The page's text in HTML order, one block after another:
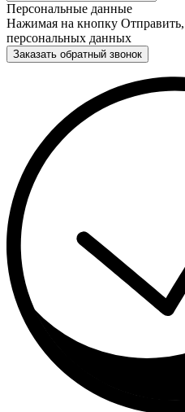
Персональные данные
Нажимая на кнопку Отправить,
персональных данных
Заказать обратный звонок